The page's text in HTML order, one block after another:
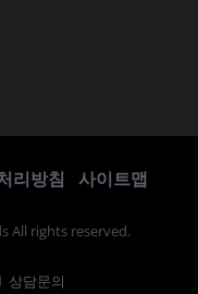
리방침 사이트맵
All rights reserved.
상담문의